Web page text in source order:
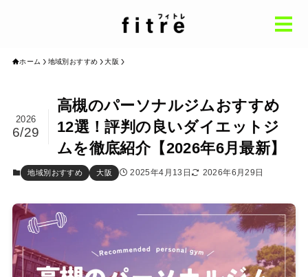
Home
パーソナルジム基礎知識 knowledge
コラム Column
ホーム 地域別おすすめ 大阪
高槻のパーソナルジムおすすめ
12選！評判の良いダイエットジ
ムを徹底紹介【2026年6月最新】
2026
6/29
地域別おすすめ 大阪 2025年4月13日 2026年6月29日